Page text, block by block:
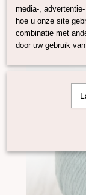
media-,
hoe u onze site
combinatie met
door uw gebruik